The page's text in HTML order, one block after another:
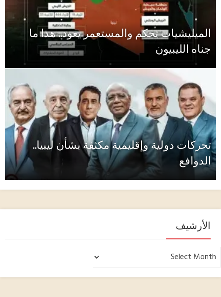
الميليشيات تحكم والمستعمر يعود.. هذا ما
جناه الليبيون
تحركات دولية وإقليمية مكثفة بشأن ليبيا..
الدوافع
الأرشيف
الأرشيف